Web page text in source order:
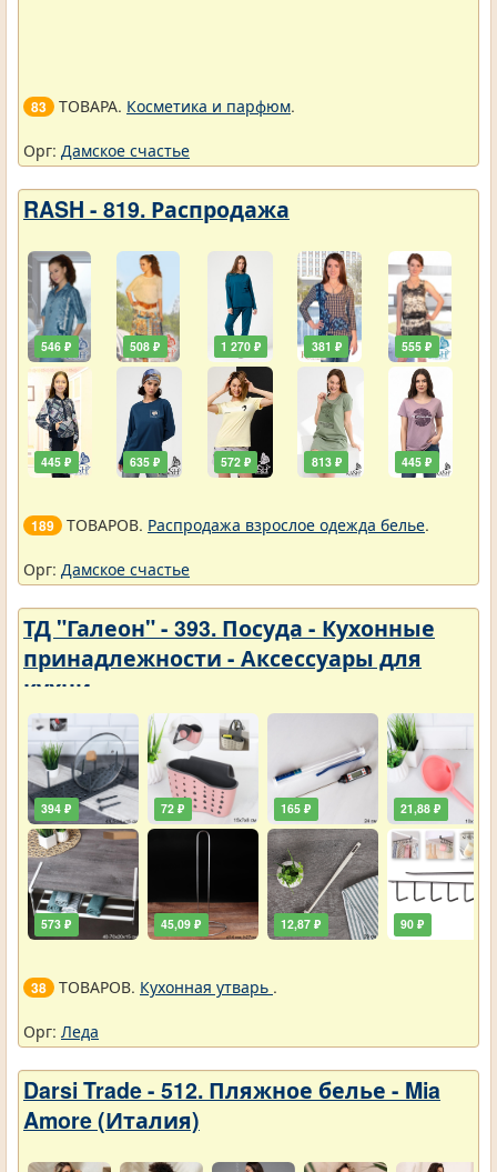
83 ТОВАРА. Косметика и парфюм.
Орг: Дамское счастье
RASH - 819. Распродажа
546 ₽
445 ₽
508 ₽
635 ₽
1 270 ₽
572 ₽
381 ₽
813 ₽
555 ₽
445 ₽
189 ТОВАРОВ. Распродажа взрослое одежда белье.
Орг: Дамское счастье
ТД "Галеон" - 393. Посуда - Кухонные
принадлежности - Аксессуары для
кухни
394 ₽
573 ₽
72 ₽
45,09 ₽
165 ₽
12,87 ₽
21,88 ₽
90 ₽
38 ТОВАРОВ. Кухонная утварь .
Орг: Леда
Darsi Trade - 512. Пляжное белье - Mia
Amore (Италия)